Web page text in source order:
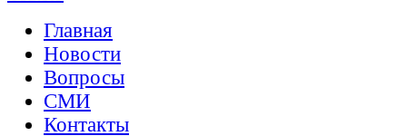
Главная
Новости
Вопросы
СМИ
Контакты